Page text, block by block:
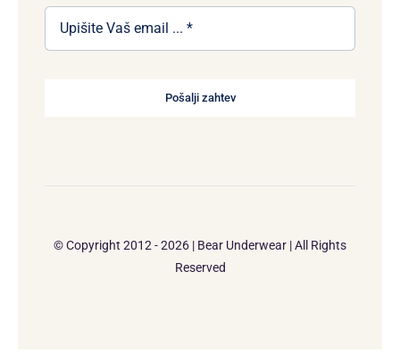
Pošalji zahtev
© Copyright 2012 - 2026 | Bear Underwear | All Rights
Reserved